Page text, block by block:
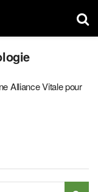
Alliance Vitale pour